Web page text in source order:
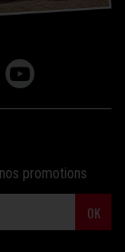
promotions
OK